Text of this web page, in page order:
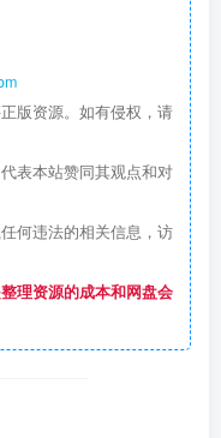
版资源。如有侵权，请
表本站赞同其观点和对
何违法的相关信息，访
理资源的成本和网盘会